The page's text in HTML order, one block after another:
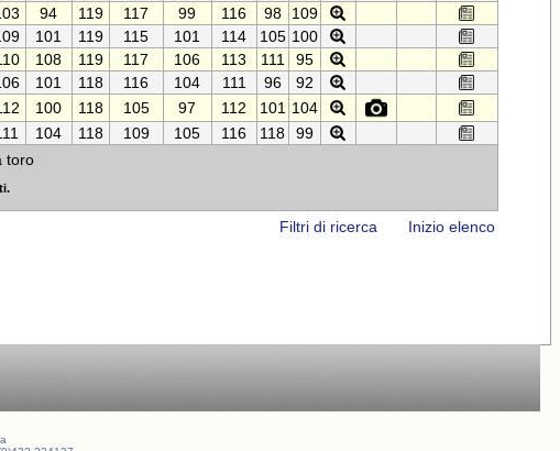
94 119 117 99 116 98
109
101 119 115 101 114 105 100
108 119 117 106 113 111
95
101 118 116 104 111 96
92
100 118 105 97 112 101 104
104 118 109 105 116 118
99
toro
Filtri di ricerca Inizio elenco